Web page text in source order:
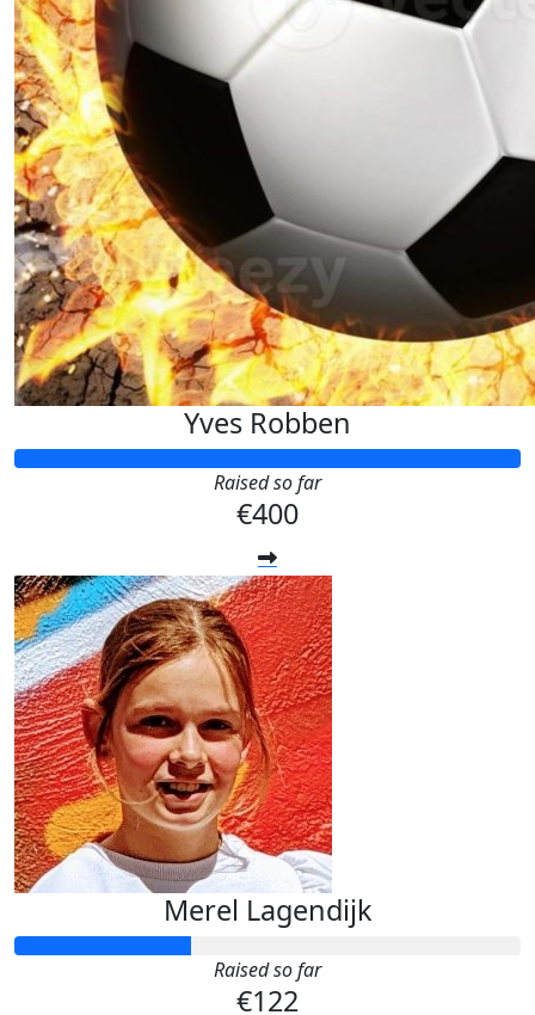
Yves Robben
Raised so far
€400
Merel Lagendijk
Raised so far
€122